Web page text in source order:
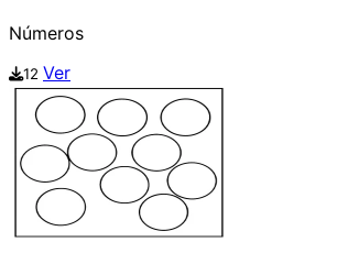
Números
12 Ver